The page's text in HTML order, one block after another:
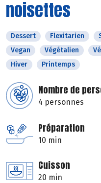
noisettes
Dessert Flexitarien
Vegan
Végétalien
Hiver
Printemps
Nombre de
4 personnes
Préparation
10 min
Cuisson
20 min